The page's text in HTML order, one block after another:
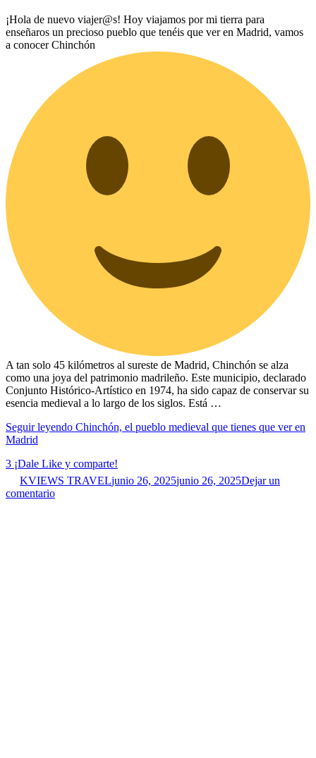
¡Hola de nuevo viajer@s! Hoy viajamos por mi tierra para
enseñaros un precioso pueblo que tenéis que ver en Madrid, vamos
a conocer Chinchón
A tan solo 45 kilómetros al sureste de Madrid, Chinchón se alza
como una joya del patrimonio madrileño. Este municipio, declarado
Conjunto Histórico-Artístico en 1974, ha sido capaz de conservar su
esencia medieval a lo largo de los siglos. Está …
Seguir leyendo Chinchón, el pueblo medieval que tienes que ver en
Madrid
3 ¡Dale Like y comparte!
KVIEWS TRAVELjunio 26, 2025junio 26, 2025Dejar un
comentario